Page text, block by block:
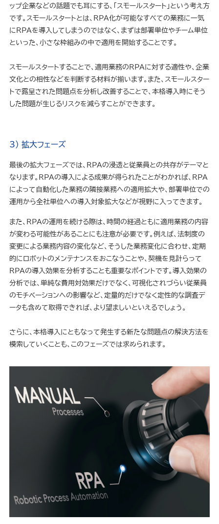
ップ企業などの話題でも耳にする、「スモールスタート」という考え方
です。スモールスタートとは、RPA化が可能なすべての業務に一気
にRPAを導入してしまうのではなく、まずは部署単位やチーム単位
といった、小さな枠組みの中で適用を開始することです。
スモールスタートすることで、適用業務のRPAに対する適性や、企業
文化との相性などを判断する材料が揃います。また、スモールスター
トで露呈された問題点を分析し改善することで、本格導入時にそう
した問題が生じるリスクを減らすことができます。
3) 拡大フェーズ
最後の拡大フェーズでは、RPAの浸透と従業員との共存がテーマと
なります。RPAの導入による成果が得られたことがわかれば、RPA
によって自動化した業務の隣接業務への適用拡大や、部署単位での
運用から全社単位への導入対象拡大などが視野に入ってきます。
また、RPAの運用を続ける際は、時間の経過ともに適用業務の内容
が変わる可能性があることにも注意が必要です。例えば、法制度の
変更による業務内容の変化など、そうした業務変化に合わせ、定期
的にロボットのメンテナンスをおこなうことや、契機を見計らって
RPAの導入効果を分析することも重要なポイントです。導入効果の
分析では、単純な費用対効果だけでなく、可視化されづらい従業員
のモチベーションへの影響など、定量的だけでなく定性的な調査デ
ータも含めて取得できれば、より望ましいといえるでしょう。
さらに、本格導入にともなって発生する新たな問題点の解決方法を
模索していくことも、このフェーズでは求められます。